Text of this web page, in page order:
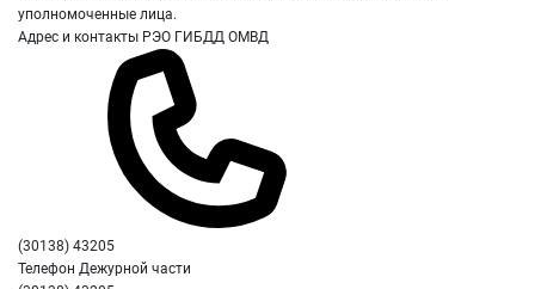
уполномоченные лица.
Адрес и контакты РЭО ГИБДД ОМВД
(30138) 43205
Телефон Дежурной части